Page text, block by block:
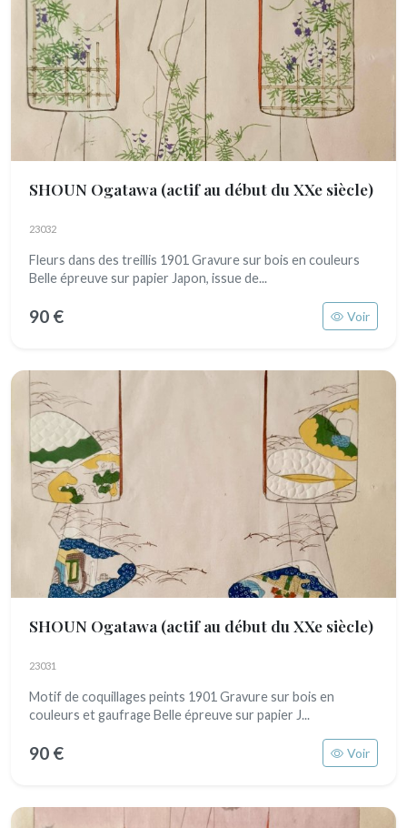
SHOUN Ogatawa (actif au début du XXe siècle)
23032
Fleurs dans des treillis 1901 Gravure sur bois en couleurs
Belle épreuve sur papier Japon, issue de...
90 € Voir
SHOUN Ogatawa (actif au début du XXe siècle)
23031
Motif de coquillages peints 1901 Gravure sur bois en
couleurs et gaufrage Belle épreuve sur papier J...
90 € Voir